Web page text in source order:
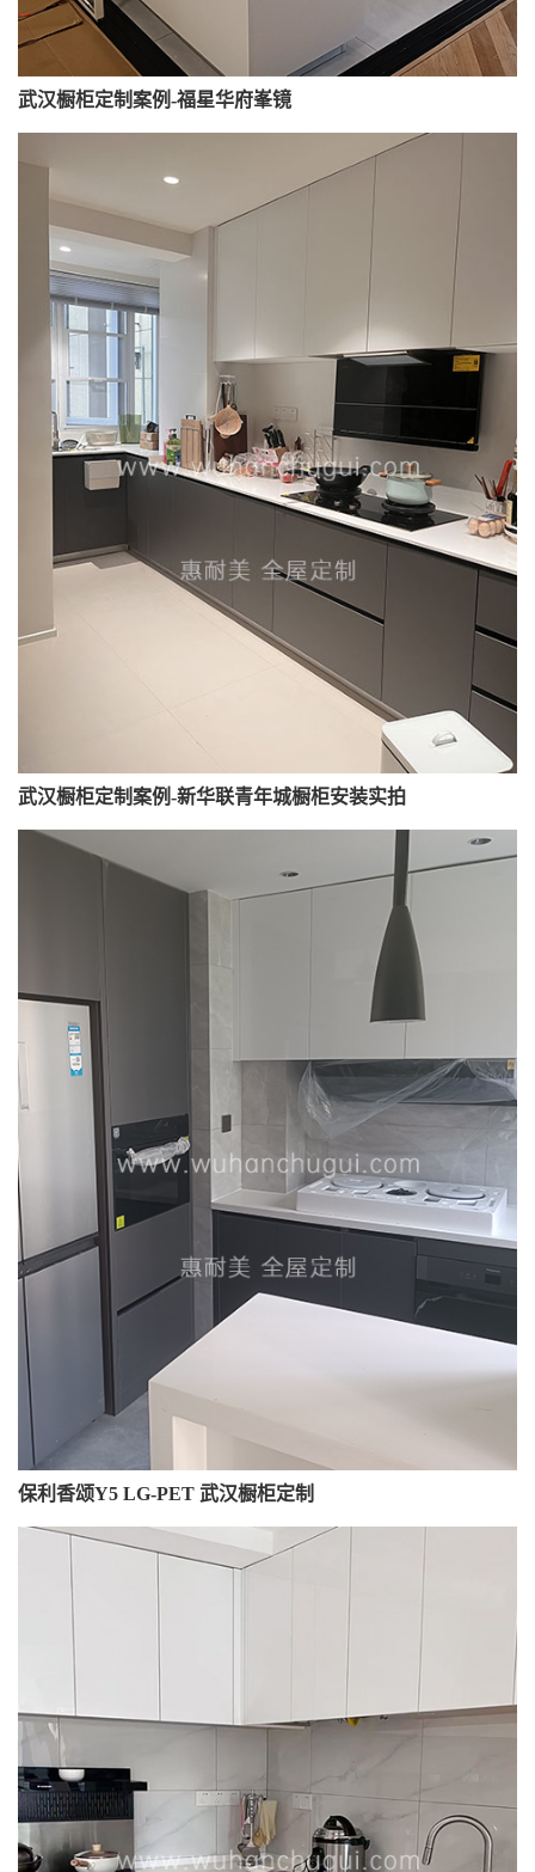
武汉橱柜定制案例-福星华府峯镜
武汉橱柜定制案例-新华联青年城橱柜安装实拍
保利香颂Y5 LG-PET 武汉橱柜定制